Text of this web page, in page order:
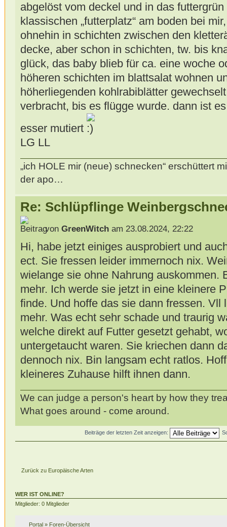
abgelöst vom deckel und in das
klassischen „futterplatz“ am boden bei
ohnehin in schichten zwischen den
decke, aber schon in schichten, tw. bis
glück, das baby blieb für ca. eine woche
höheren schichten im blattsalat wohnen
höherliegenden kohlrabiblätter
verbracht, bis es flügge wurde. dann ist
esser mutiert
LG LL
„ich HOLE mir (neue) schnecken“ erschüttert
der apo…
Re: Schlüpflinge
von GreenWitcham 23.08.2024, 22:22
Hi, habe jetzt einiges ausprobiert und
ect. Sie fressen leider immernoch nix.
wielange sie ohne Nahrung auskommen.
mehr. Ich werde sie jetzt in eine kleinere
finde. Und hoffe das sie dann fressen. Vll
mehr. Was echt sehr schade und traurig
welche direkt auf Futter gesetzt gehabt,
untergetaucht waren. Sie kriechen dann
dennoch nix. Bin langsam echt ratlos.
kleineres Zuhause hilft ihnen dann.
We can judge a person's heart by how they
What goes around - come around.
Beiträge der letzten Zeit anzeigen:
Zurück zu Europäische Arten
WER IST ONLINE?
Mitglieder: 0 Mitglieder
Portal » Foren-Übersicht